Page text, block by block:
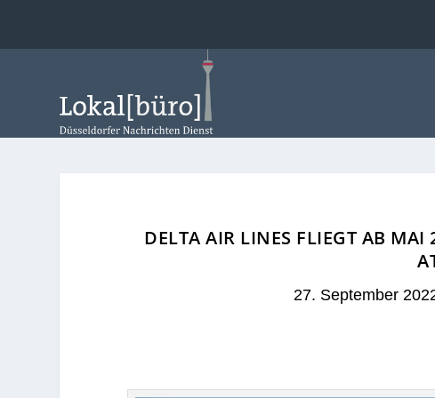
DELTA AIR LINES FLIEGT AB
27. September